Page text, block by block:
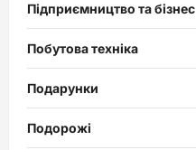
Підприємництво та бізнес
Побутова техніка
Подарунки
Подорожі